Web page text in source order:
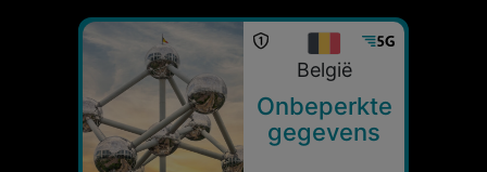
België
Onbeperkte
gegevens